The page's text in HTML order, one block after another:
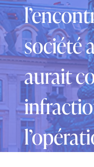
société
aurait